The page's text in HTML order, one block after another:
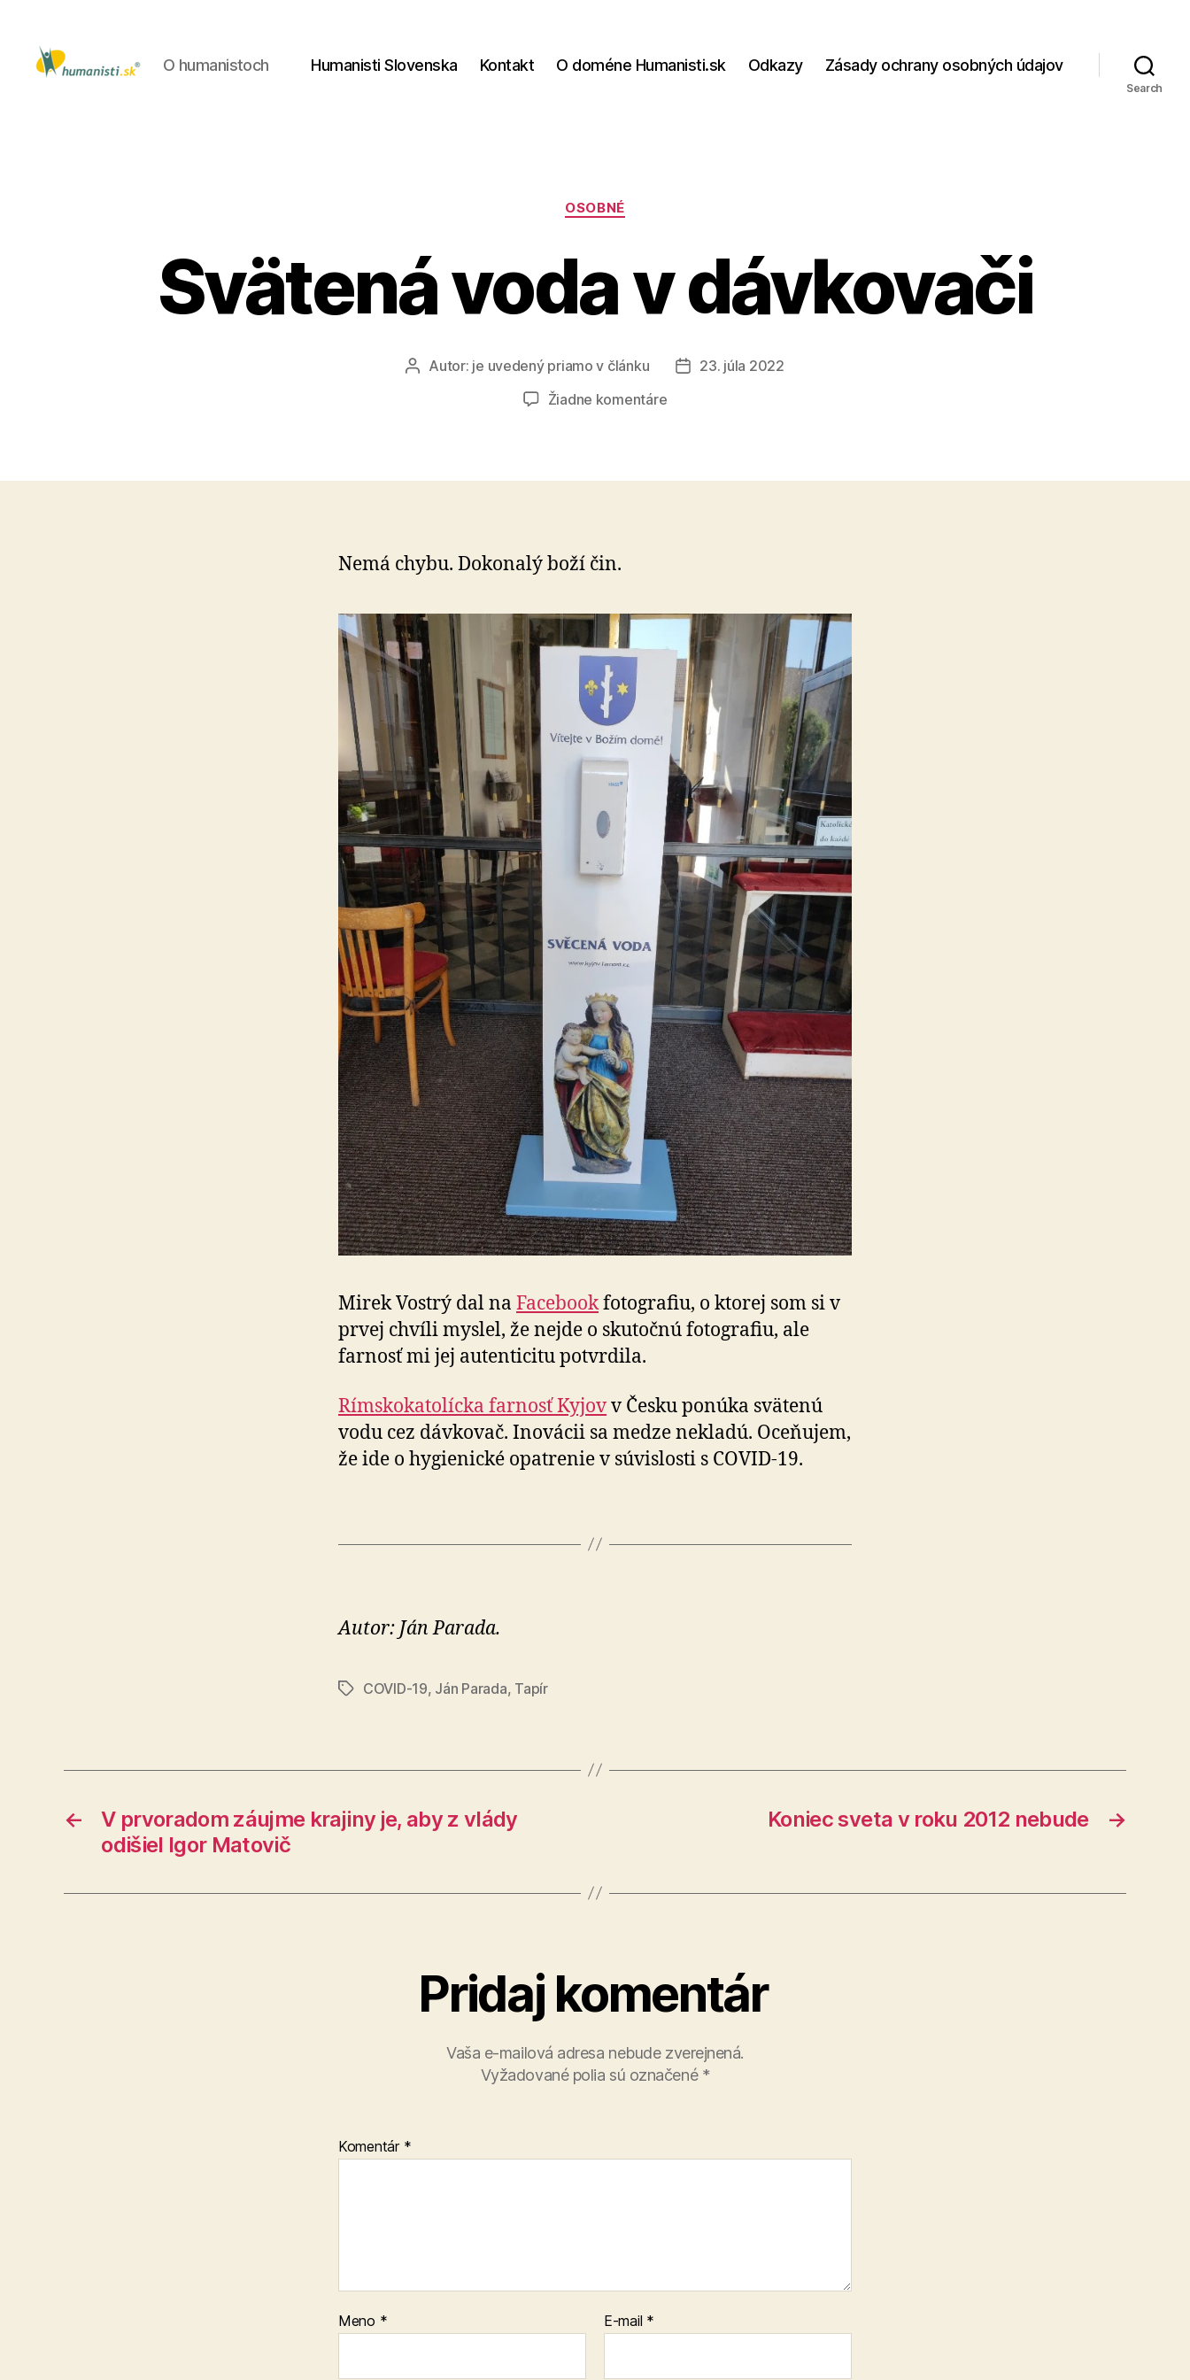
O humanistoch Humanisti Slovenska Kontakt O doméne Humanisti.sk Odkazy Zásady ochrany osobných údajov
Search
Kategórie
OSOBNÉ
Svätená voda v dávkovači
AutorAutor: je uvedený priamo v článku
Dátum
23. júla 2022
Žiadne komentárena
dávkovači
Nemá chybu. Dokonalý boží čin.
Mirek Vostrý dal na Facebookfotografiu, o ktorej som si v
prvej chvíli myslel, že nejde o skutočnú fotografiu, ale
farnosť mi jej autenticitu potvrdila.
Rímskokatolícka farnosť Kyjovv Česku ponúka svätenú
vodu cez dávkovač. Inovácii sa medze nekladú. Oceňujem,
že ide o hygienické opatrenie v súvislosti s COVID-19.
Autor: Ján Parada.
ZnačkyCOVID-19, Ján Parada, Tapír
←
V prvoradom záujme krajiny je, aby z vlády
odišiel Igor Matovič
→
Koniec sveta v roku 2012 nebude
Pridaj komentár
Vaša e-mailová adresa nebude zverejnená.
Vyžadované polia sú označené *
Komentár *
Meno * E-mail *